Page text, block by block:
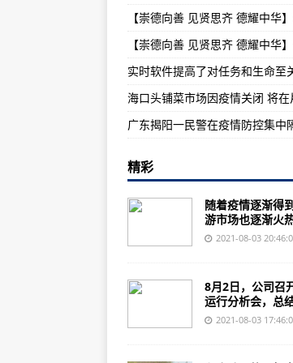
美国佛州州长拒颁
新乡市新冠肺炎
青岛发现1例非洲
实时软件提高了对任务和生命至
广东揭阳一民警在疫情防控集中
精彩
随着疫情逐渐得
游市场也逐渐火
2021-08-03
8月2日，公司召
运行分析会，总
2021-08-03